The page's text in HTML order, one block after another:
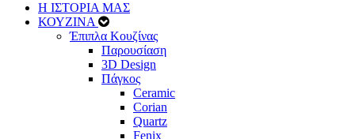
Η ΙΣΤΟΡΙΑ ΜΑΣ
ΚΟΥΖΙΝΑ
Έπιπλα Κουζίνας
Παρουσίαση
3D Design
Πάγκος
Ceramic
Corian
Quartz
Fenix